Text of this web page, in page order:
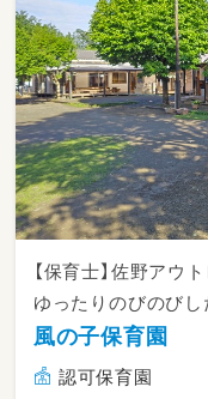
【保育士】佐野アウ
ゆったりのびのび
風の子保育園
認可保育園